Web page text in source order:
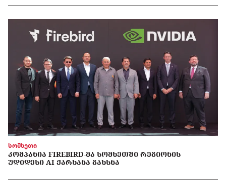
სომხეთი
ᲙᲝᲛᲞᲐᲜᲘᲐ FIREBIRD-ᲛᲐ ᲡᲝᲛᲮᲔᲗᲨᲘ ᲠᲔᲒᲘᲝᲜᲘᲡ
ᲣᲓᲘᲓᲔᲡᲘ AI ᲥᲐᲠᲮᲐᲜᲐ ᲒᲐᲮᲡᲜᲐ